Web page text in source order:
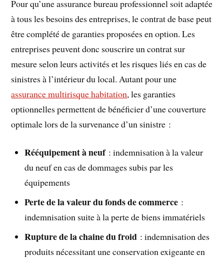
Pour qu’une assurance bureau professionnel soit adaptée
à tous les besoins des entreprises, le contrat de base peut
être complété de garanties proposées en option. Les
entreprises peuvent donc souscrire un contrat sur
mesure selon leurs activités et les risques liés en cas de
sinistres à l’intérieur du local. Autant pour une
assurance multirisque habitation, les garanties
optionnelles permettent de bénéficier d’une couverture
optimale lors de la survenance d’un sinistre :
Rééquipement à neuf: indemnisation à la valeur
du neuf en cas de dommages subis par les
équipements
Perte de la valeur du fonds de commerce :
indemnisation suite à la perte de biens immatériels
Rupture de la chaine du froid : indemnisation des
produits nécessitant une conservation exigeante en